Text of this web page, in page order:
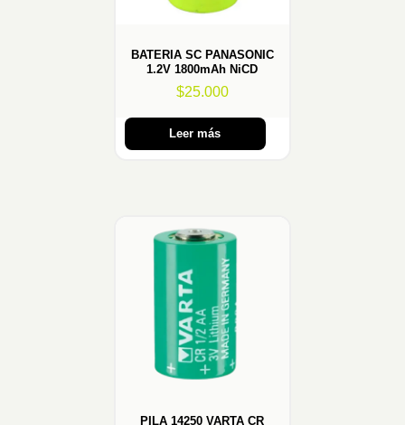
BATERIA SC PANASONIC
1.2V 1800mAh NiCD
$25.000
Leer más
PILA 14250 VARTA CR